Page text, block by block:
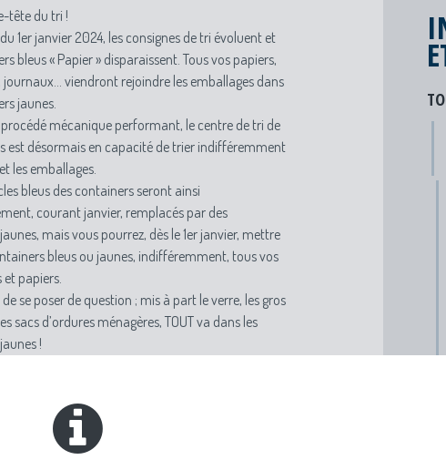
tête du tri !
1er janvier 2024, les consignes de tri évoluent et
bleus « Papier » disparaissent. Tous vos papiers,
journaux… viendront rejoindre les emballages dans
jaunes.
mécanique performant, le centre de tri de
est désormais en capacité de trier indifféremment
les emballages.
bleus des containers seront ainsi
courant janvier, remplacés par des
mais vous pourrez, dès le 1er janvier, mettre
bleus ou jaunes, indifféremment, tous vos
et papiers.
se poser de question ; mis à part le verre, les gros
sacs d’ordures ménagères, TOUT va dans les
!
plastiques, pots de yaourt, papiers blanc, kraft,
courriers…etc